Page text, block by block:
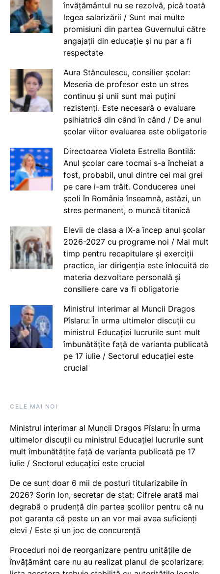
învățământul nu se rezolvă, pică toată
legea salarizării / Sunt mai multe
promisiuni din partea Guvernului către
angajații din educație și nu par a fi
respectate
Aura Stănculescu, consilier școlar:
Meseria de profesor este un stres
continuu și unii sunt mai puțini
rezistenți. Este necesară o evaluare
psihiatrică din când în când / De anul
școlar viitor evaluarea este obligatorie
Directoarea Violeta Estrella Bontilă:
Anul școlar care tocmai s-a încheiat a
fost, probabil, unul dintre cei mai grei
pe care i-am trăit. Conducerea unei
școli în România înseamnă, astăzi, un
stres permanent, o muncă titanică
Elevii de clasa a IX-a încep anul școlar
2026-2027 cu programe noi / Mai mult
timp pentru recapitulare și exerciții
practice, iar dirigenția este înlocuită de
materia dezvoltare personală și
consiliere care va fi obligatorie
Ministrul interimar al Muncii Dragos
Pîslaru: În urma ultimelor discuții cu
ministrul Educației lucrurile sunt mult
îmbunătățite față de varianta publicată
pe 17 iulie / Sectorul educației este
crucial
CELE MAI NOI
Ministrul interimar al Muncii Dragos Pîslaru: În urma
ultimelor discuții cu ministrul Educației lucrurile sunt
mult îmbunătățite față de varianta publicată pe 17
iulie / Sectorul educației este crucial
De ce sunt doar 6 mii de posturi titularizabile în
2026? Sorin Ion, secretar de stat: Cifrele arată mai
degrabă o prudență din partea școlilor pentru că nu
pot garanta că peste un an vor mai avea suficienți
elevi / Este și un joc de concurență
Proceduri noi de reorganizare pentru unitățile de
învățământ care nu au realizat planul de școlarizare: